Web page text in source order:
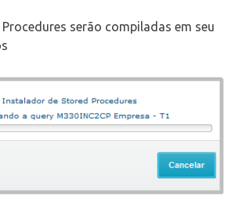
Procedures serão compiladas em seu